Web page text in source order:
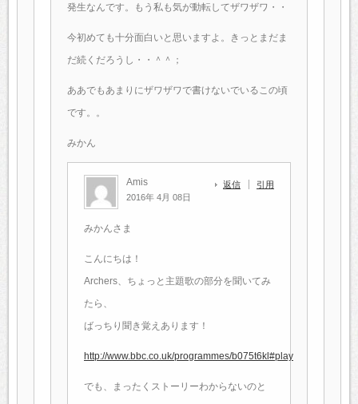
発生なんです。もう私も気が動転してザワザワ・・
今初めても十分面白いと思いますよ。きっとまだま
だ続くだろうし・・＾＾；
ああでもあまりにザワザワで書けないでいるこの頃
です。。
みかん
Amis
2016年 4月 08日
返信 引用
みかんさま
こんにちは！
Archers、ちょっと主題歌の部分を聞いてみ
たら、
ばっちり聞き覚えあります！
http://www.bbc.co.uk/programmes/b075t6kl#play
でも、まったくストーリーわからないのと